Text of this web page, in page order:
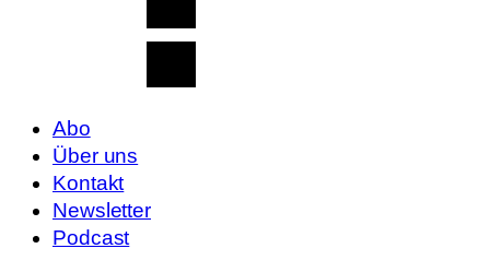
Abo
Über uns
Kontakt
Newsletter
Podcast